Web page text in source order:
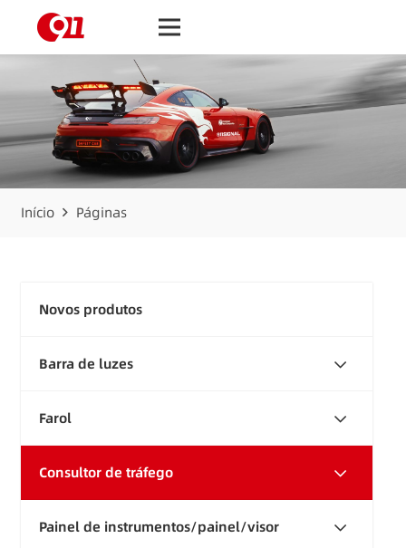
Início Páginas
Novos produtos
Barra de luzes
Farol
Consultor de tráfego
Painel de instrumentos/painel/visor